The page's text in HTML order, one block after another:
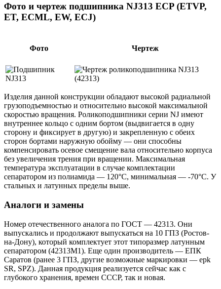
Фото и чертеж подшипника NJ313 ECP (ETVP,
ET, ECML, EW, ECJ)
Фото Чертеж
Изделия данной конструкции обладают высокой радиальной
грузоподъемностью и относительно высокой максимальной
скоростью вращения. Роликоподшипники серии NJ имеют
внутреннее кольцо с одним бортом (выдвигается в одну
сторону и фиксирует в другую) и закрепленную с обеих
сторон бортами наружную обойму — они способны
компенсировать осевое смещение вала относительно корпуса
без увеличения трения при вращении. Максимальная
температура эксплуатации в случае комплектации
сепаратором из полиамида — 120°C, минимальная — -70°C. У
стальных и латунных пределы выше.
Аналоги и замены
Номер отечественного аналога по ГОСТ — 42313. Они
выпускались и продолжают выпускаться на 10 ГПЗ (Ростов-
на-Дону), который комплектует этот типоразмер латунным
сепаратором (42313М1). Еще один производитель — ЕПК
Саратов (ранее 3 ГПЗ, другие возможные маркировки — epk
SR, SPZ). Данная продукция реализуется сейчас как с
глубокого хранения, времен СССР, так и новая.